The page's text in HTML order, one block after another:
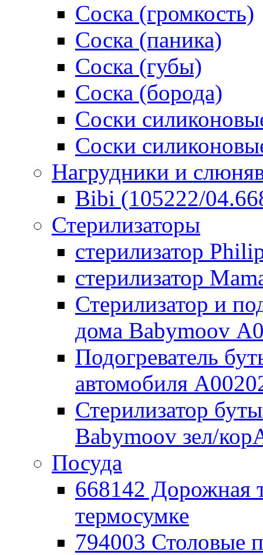
Соска (громкость)
Соска (паника)
Соска (губы)
Соска (борода)
Соски
Соски
Нагрудники и
Bibi (105222/
Стерилизаторы
стерилизатор
стерилизатор
Стерилизатор и
дома Babymoov
Подогреватель
автомобиля
Стерилизатор
Babymoov зел/
Посуда
668142 Дорожная
термосумке
794003 Столовые